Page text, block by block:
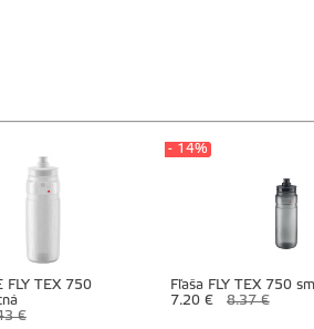
FLY TEX 750
€
Fľaša FLY TEX 750
- 14%
7.20 € 8.37 €